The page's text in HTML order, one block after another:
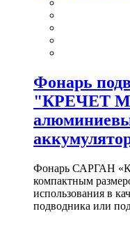
Фонарь
"КРЕЧЕТ
Фонарь САРГАН
компактным
использования в
подводника или